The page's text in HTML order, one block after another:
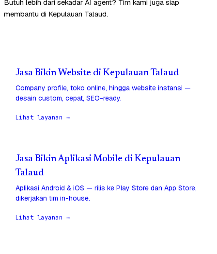
Butuh lebih dari sekadar AI agent? Tim kami juga siap
membantu di Kepulauan Talaud.
Jasa Bikin Website di Kepulauan Talaud
Company profile, toko online, hingga website instansi —
desain custom, cepat, SEO-ready.
Lihat layanan →
Jasa Bikin Aplikasi Mobile di Kepulauan
Talaud
Aplikasi Android & iOS — rilis ke Play Store dan App Store,
dikerjakan tim in-house.
Lihat layanan →